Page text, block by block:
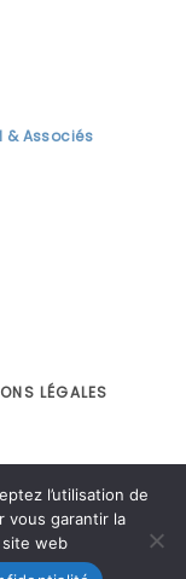
& Associés
LÉGALES
l’utilisation de
vous garantir la
web